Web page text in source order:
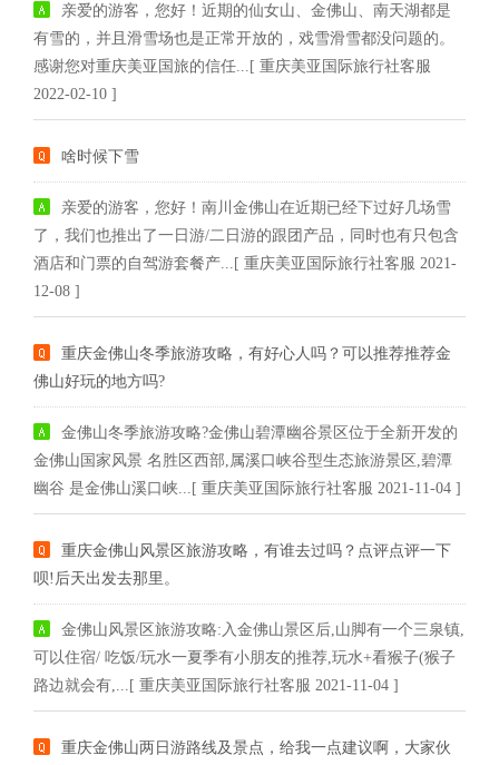
亲爱的游客，您好！近期的仙女山、金佛山、南天湖都是
有雪的，并且滑雪场也是正常开放的，戏雪滑雪都没问题的。
感谢您对重庆美亚国旅的信任...[ 重庆美亚国际旅行社客服
2022-02-10 ]
啥时候下雪
亲爱的游客，您好！南川金佛山在近期已经下过好几场雪
了，我们也推出了一日游/二日游的跟团产品，同时也有只包含
酒店和门票的自驾游套餐产...[ 重庆美亚国际旅行社客服 2021-
12-08 ]
重庆金佛山冬季旅游攻略，有好心人吗？可以推荐推荐金
佛山好玩的地方吗?
金佛山冬季旅游攻略?金佛山碧潭幽谷景区位于全新开发的
金佛山国家风景 名胜区西部,属溪口峡谷型生态旅游景区,碧潭
幽谷 是金佛山溪口峡...[ 重庆美亚国际旅行社客服 2021-11-04 ]
重庆金佛山风景区旅游攻略，有谁去过吗？点评点评一下
呗!后天出发去那里。
金佛山风景区旅游攻略:入金佛山景区后,山脚有一个三泉镇,
可以住宿/ 吃饭/玩水一夏季有小朋友的推荐,玩水+看猴子(猴子
路边就会有,...[ 重庆美亚国际旅行社客服 2021-11-04 ]
重庆金佛山两日游路线及景点，给我一点建议啊，大家伙